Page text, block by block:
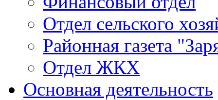
Отдел сельского
Районная газета
Отдел ЖКХ
Основная деятельность